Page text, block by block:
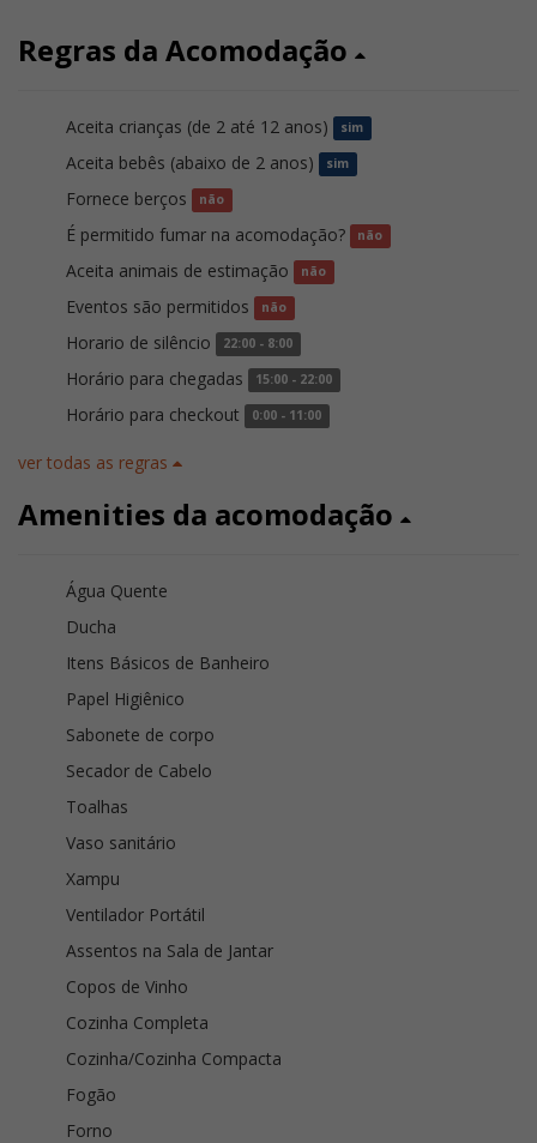
Regras da Acomodação
Aceita crianças (de 2 até 12 anos) sim
Aceita bebês (abaixo de 2 anos) sim
Fornece berços não
É permitido fumar na acomodação? não
Aceita animais de estimação não
Eventos são permitidos não
Horario de silêncio 22:00 - 8:00
Horário para chegadas 15:00 - 22:00
Horário para checkout 0:00 - 11:00
ver todas as regras
Amenities da acomodação
Água Quente
Ducha
Itens Básicos de Banheiro
Papel Higiênico
Sabonete de corpo
Secador de Cabelo
Toalhas
Vaso sanitário
Xampu
Ventilador Portátil
Assentos na Sala de Jantar
Copos de Vinho
Cozinha Completa
Cozinha/Cozinha Compacta
Fogão
Forno